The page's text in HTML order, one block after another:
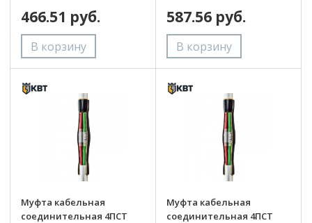
466.51 руб. 587.56 руб.
Муфта кабельная
соединительная 4ПСТ
Муфта кабельная
соединительная 4ПСТ